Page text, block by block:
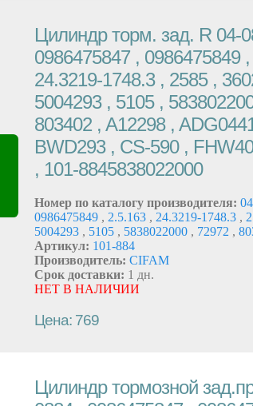
Цилиндр торм. зад. R 04-
0986475847 , 0986475849
24.3219-1748.3 , 2585 ,
5004293 , 5105 ,
803402 , A12298 ,
BWD293 , CS-590 ,
, 101-8845838022000
Номер по каталогу производителя:
0986475849 , 2.5.163 , 24.3219-1748.3 ,
5004293 , 5105 , 5838022000 , 72972 ,
Артикул: 101-884
Производитель: CIFAM
Срок доставки: 1 дн.
НЕТ В НАЛИЧИИ
Цена: 769
Цилиндр тормозной